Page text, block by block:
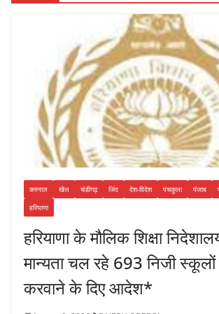
करनाल खेल चंडीगढ़ जिंद देश-विदेश पंचकुला पंजाब
हरियाणा
हरियाणा के मौलिक शिक्षा
मान्यता चल रहे 693 निजी
करवाने के दिए आदेश*